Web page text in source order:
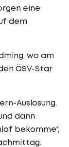
eine
dem
wo am
ÖSV-Star
Auslosung,
dann
bekomme",